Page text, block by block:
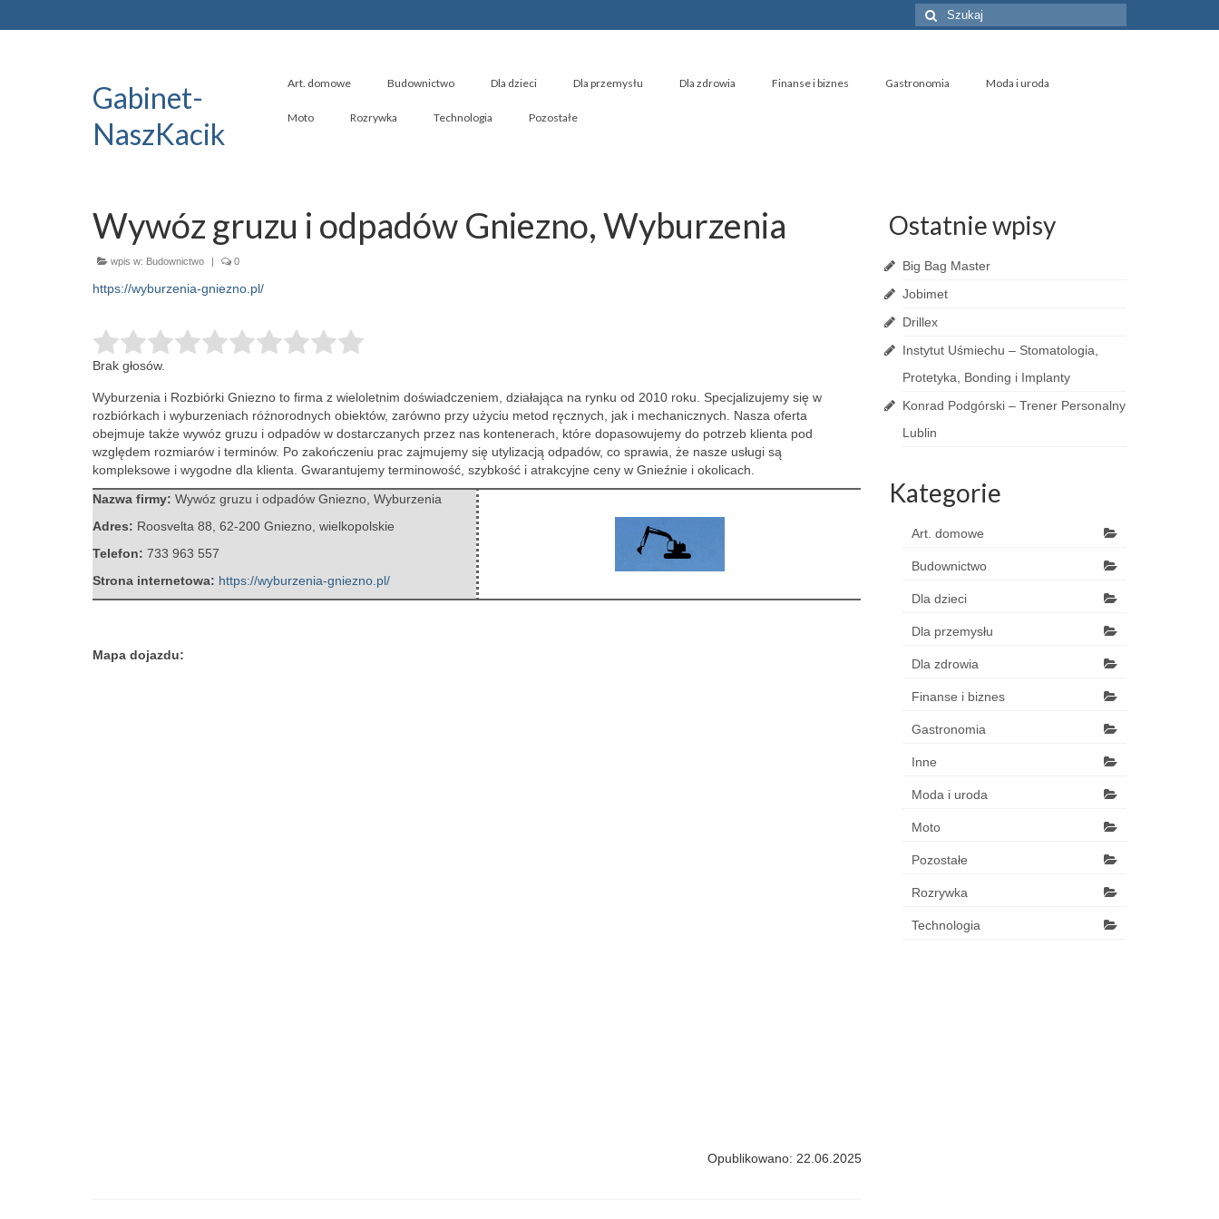
Szuklaj
w:
Gabinet-
NaszKacik
Art. domowe Budownictwo Dla dzieci Dla przemysłu Dla zdrowia Finanse i biznes Gastronomia Moda i uroda
Moto Rozrywka Technologia Pozostałe
Wywóz gruzu i odpadów Gniezno, Wyburzenia
wpis w: Budownictwo | 0
https://wyburzenia-gniezno.pl/
Brak głosów.
Wyburzenia i Rozbiórki Gniezno to firma z wieloletnim doświadczeniem, działająca na rynku od 2010 roku. Specjalizujemy się w
rozbiórkach i wyburzeniach różnorodnych obiektów, zarówno przy użyciu metod ręcznych, jak i mechanicznych. Nasza oferta
obejmuje także wywóz gruzu i odpadów w dostarczanych przez nas kontenerach, które dopasowujemy do potrzeb klienta pod
względem rozmiarów i terminów. Po zakończeniu prac zajmujemy się utylizacją odpadów, co sprawia, że nasze usługi są
kompleksowe i wygodne dla klienta. Gwarantujemy terminowość, szybkość i atrakcyjne ceny w Gnieźnie i okolicach.
Nazwa firmy: Wywóz gruzu i odpadów Gniezno, Wyburzenia
Adres: Roosvelta 88 62-200 Gniezno wielkopolskie
Telefon: 733 963 557
Strona internetowa: https://wyburzenia-gniezno.pl/
Mapa dojazdu:
Opublikowano: 22.06.2025
Ostatnie wpisy
Big Bag Master
Jobimet
Drillex
Instytut Uśmiechu – Stomatologia,
Protetyka, Bonding i Implanty
Konrad Podgórski – Trener Personalny
Lublin
Kategorie
Art. domowe
Budownictwo
Dla dzieci
Dla przemysłu
Dla zdrowia
Finanse i biznes
Gastronomia
Inne
Moda i uroda
Moto
Pozostałe
Rozrywka
Technologia